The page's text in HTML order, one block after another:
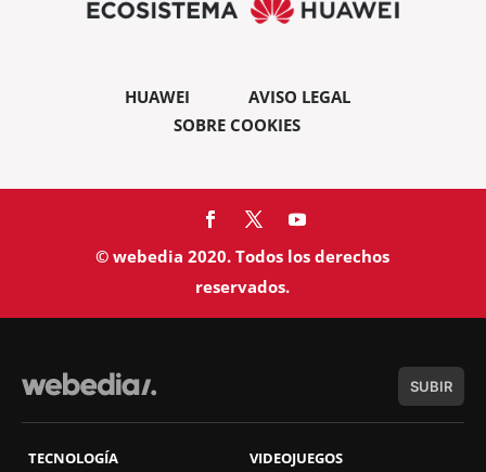
HUAWEI
AVISO LEGAL
SOBRE COOKIES
© webedia 2020. Todos los derechos
reservados.
SUBIR
TECNOLOGÍA
VIDEOJUEGOS